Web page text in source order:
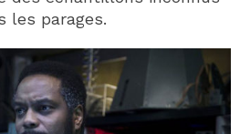
les parages.